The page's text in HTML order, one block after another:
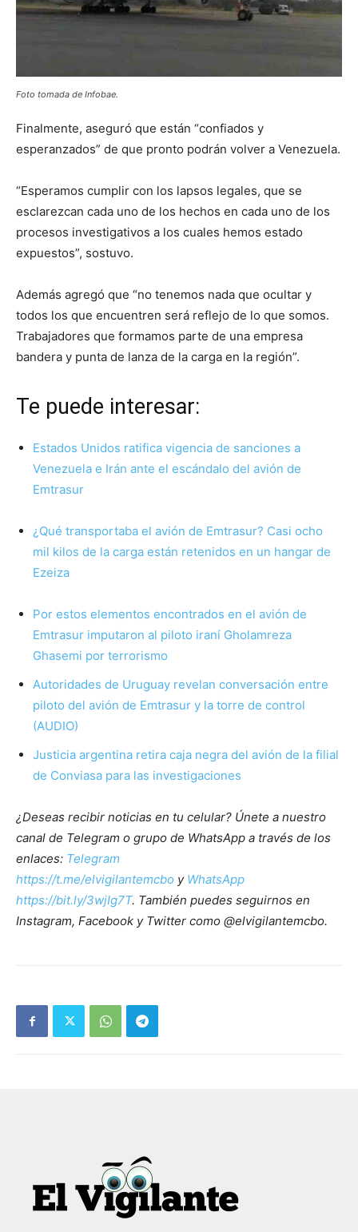
Foto tomada de Infobae.
Finalmente, aseguró que están “confiados y
esperanzados” de que pronto podrán volver a Venezuela.
“Esperamos cumplir con los lapsos legales, que se
esclarezcan cada uno de los hechos en cada uno de los
procesos investigativos a los cuales hemos estado
expuestos”, sostuvo.
Además agregó que “no tenemos nada que ocultar y
todos los que encuentren será reflejo de lo que somos.
Trabajadores que formamos parte de una empresa
bandera y punta de lanza de la carga en la región”.
Te puede interesar:
Estados Unidos ratifica vigencia de sanciones a
Venezuela e Irán ante el escándalo del avión de
Emtrasur
¿Qué transportaba el avión de Emtrasur? Casi ocho
mil kilos de la carga están retenidos en un hangar de
Ezeiza
Por estos elementos encontrados en el avión de
Emtrasur imputaron al piloto iraní Gholamreza
Ghasemi por terrorismo
Autoridades de Uruguay revelan conversación entre
piloto del avión de Emtrasur y la torre de control
(AUDIO)
Justicia argentina retira caja negra del avión de la filial
de Conviasa para las investigaciones
¿Deseas recibir noticias en tu celular? Únete a nuestro
canal de Telegram o grupo de WhatsApp a través de los
enlaces: Telegram
https://t.me/elvigilantemcbo y WhatsApp
https://bit.ly/3wjIg7T. También puedes seguirnos en
Instagram, Facebook y Twitter como @elvigilantemcbo.